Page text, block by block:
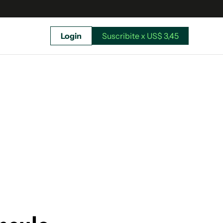
Login Suscribite x US$ 3,45